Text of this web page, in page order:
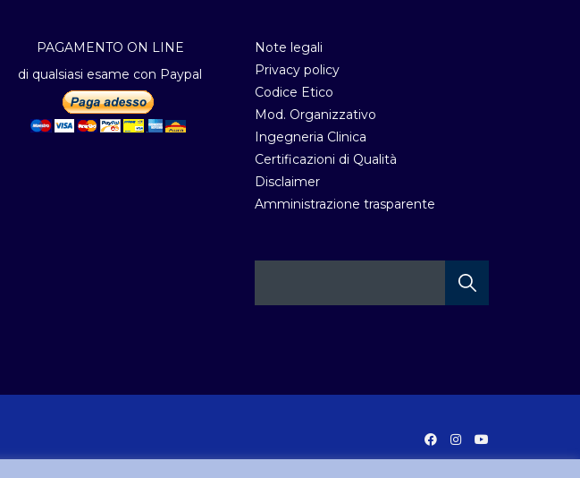
PAGAMENTO ON LINE
di qualsiasi esame con Paypal
Note legali
Privacy policy
Codice Etico
Mod. Organizzativo
Ingegneria Clinica
Certificazioni di Qualità
Disclaimer
Amministrazione trasparente